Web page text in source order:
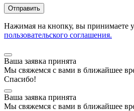
Нажимая на кнопку, вы принимаете
пользовательского соглашения.
Ваша заявка принята
Мы свяжемся с вами в ближайшее
Спасибо!
Ваша заявка принята
Мы свяжемся с вами в ближайшее